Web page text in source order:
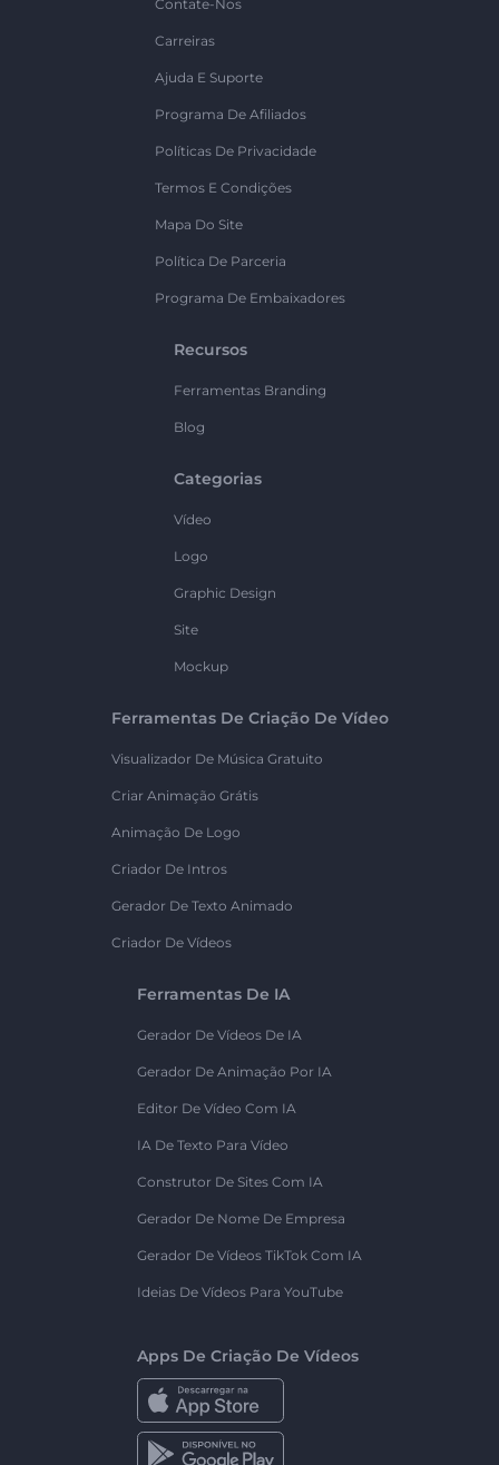
Contate-Nos
Carreiras
Ajuda E Suporte
Programa De Afiliados
Políticas De Privacidade
Termos E Condições
Mapa Do Site
Política De Parceria
Programa De Embaixadores
Recursos
Ferramentas Branding
Blog
Categorias
Vídeo
Logo
Graphic Design
Site
Mockup
Ferramentas De Criação De Vídeo
Visualizador De Música Gratuito
Criar Animação Grátis
Animação De Logo
Criador De Intros
Gerador De Texto Animado
Criador De Vídeos
Ferramentas De IA
Gerador De Vídeos De IA
Gerador De Animação Por IA
Editor De Vídeo Com IA
IA De Texto Para Vídeo
Construtor De Sites Com IA
Gerador De Nome De Empresa
Gerador De Vídeos TikTok Com IA
Ideias De Vídeos Para YouTube
Apps De Criação De Vídeos